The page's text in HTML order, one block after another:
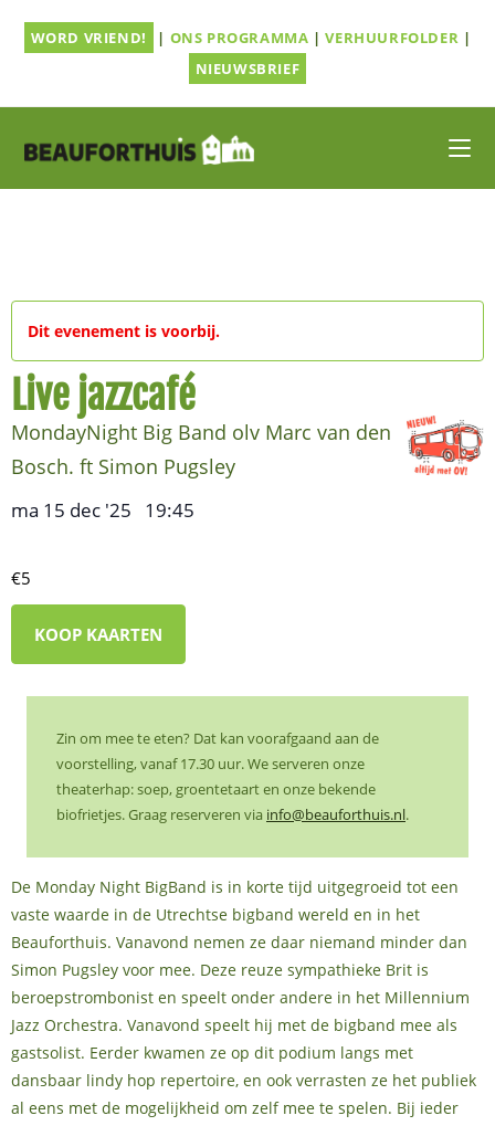
naarWORD VRIEND! | ONS PROGRAMMA |VERHUURFOLDER |
NIEUWSBRIEF
Dit evenement is voorbij.
Live jazzcafé
MondayNight Big Band olv Marc van den
Bosch. ft Simon Pugsley
ma 15 dec '25 19:45
€5
KOOP KAARTEN
Zin om mee te eten? Dat kan voorafgaand aan de
voorstelling, vanaf 17.30 uur. We serveren onze
theaterhap: soep, groentetaart en onze bekende
biofrietjes. Graag reserveren via info@beauforthuis.nl.
De Monday Night BigBand is in korte tijd uitgegroeid tot een
vaste waarde in de Utrechtse bigband wereld en in het
Beauforthuis. Vanavond nemen ze daar niemand minder dan
Simon Pugsley voor mee. Deze reuze sympathieke Brit is
beroepstrombonist en speelt onder andere in het Millennium
Jazz Orchestra. Vanavond speelt hij met de bigband mee als
gastsolist. Eerder kwamen ze op dit podium langs met
dansbaar lindy hop repertoire, en ook verrasten ze het publiek
al eens met de mogelijkheid om zelf mee te spelen. Bij ieder